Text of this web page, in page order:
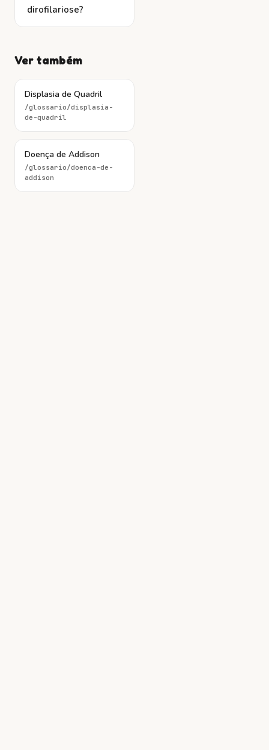
dirofilariose?
Ver também
Displasia de Quadril
/glossario/displasia-
de-quadril
Doença de Addison
/glossario/doenca-de-
addison